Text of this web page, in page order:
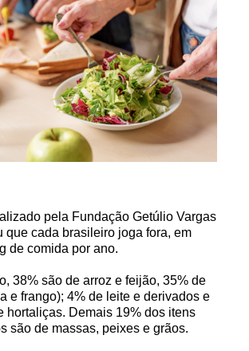
pela Fundação Getúlio Vargas
que cada brasileiro joga fora, em
de comida por ano.
38% são de arroz e feijão, 35% de
e frango); 4% de leite e derivados e
hortaliças. Demais 19% dos itens
são de massas, peixes e grãos.